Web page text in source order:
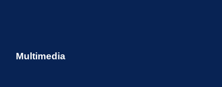
Multimedia